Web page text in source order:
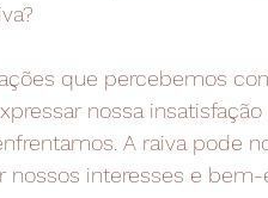
que percebemos
nossa
A raiva pode
nossos interesses e bem-